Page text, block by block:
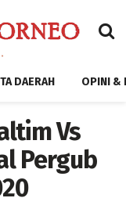
DAERAH OPINI &
Vs
Pergub